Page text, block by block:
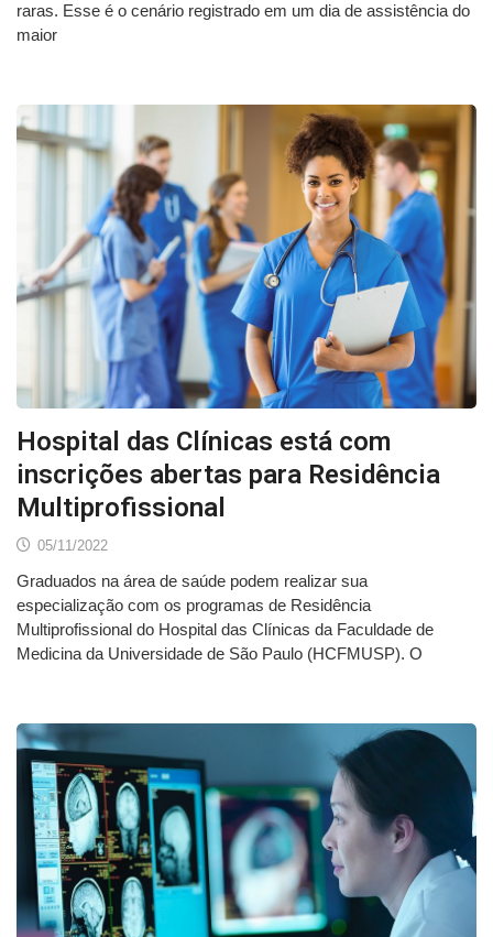
raras. Esse é o cenário registrado em um dia de assistência do
maior
Hospital das Clínicas está com
inscrições abertas para Residência
Multiprofissional
05/11/2022
Graduados na área de saúde podem realizar sua
especialização com os programas de Residência
Multiprofissional do Hospital das Clínicas da Faculdade de
Medicina da Universidade de São Paulo (HCFMUSP). O